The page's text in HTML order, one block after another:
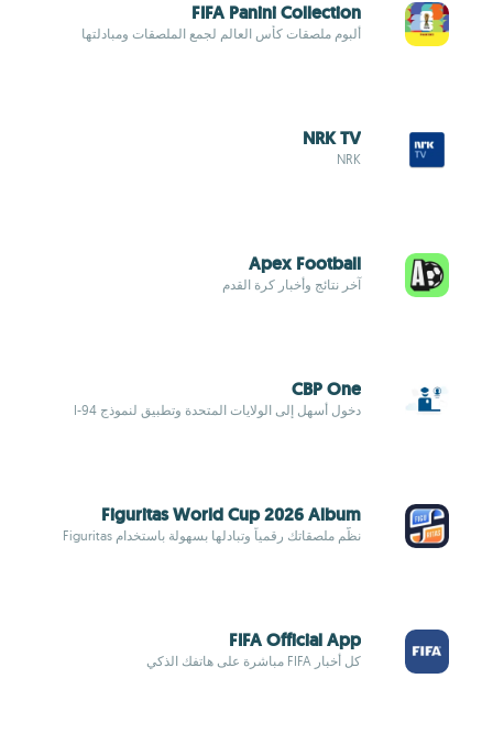
FIFA Panini Collection
ألبوم ملصقات كأس العالم لجمع الملصقات ومبادلتها
NRK TV
NRK
Apex Football
آخر نتائج وأخبار كرة القدم
CBP One
دخول أسهل إلى الولايات المتحدة وتطبيق لنموذج I-94
Figuritas World Cup 2026 Album
نظّم ملصقاتك رقمياً وتبادلها بسهولة باستخدام Figuritas
FIFA Official App
كل أخبار FIFA مباشرة على هاتفك الذكي